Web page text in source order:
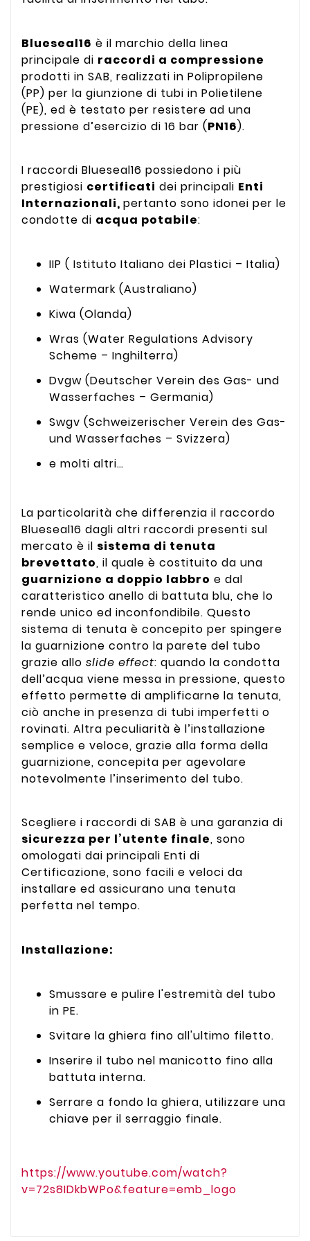
Blueseal16 è il marchio della linea
principale di raccordi a compressione
prodotti in SAB, realizzati in Polipropilene
(PP) per la giunzione di tubi in Polietilene
(PE), ed è testato per resistere ad una
pressione d’esercizio di 16 bar (PN16).
I raccordi Blueseal16 possiedono i più
prestigiosi certificati dei principali Enti
Internazionali, pertanto sono idonei per le
condotte di acqua potabile:
IIP ( Istituto Italiano dei Plastici – Italia)
Watermark (Australiano)
Kiwa (Olanda)
Wras (Water Regulations Advisory
Scheme – Inghilterra)
Dvgw (Deutscher Verein des Gas- und
Wasserfaches – Germania)
Swgv (Schweizerischer Verein des Gas-
und Wasserfaches – Svizzera)
e molti altri…
La particolarità che differenzia il raccordo
Blueseal16 dagli altri raccordi presenti sul
mercato è il sistema di tenuta
brevettato, il quale è costituito da una
guarnizione a doppio labbro e dal
caratteristico anello di battuta blu, che lo
rende unico ed inconfondibile. Questo
sistema di tenuta è concepito per spingere
la guarnizione contro la parete del tubo
grazie allo slide effect: quando la condotta
dell’acqua viene messa in pressione, questo
effetto permette di amplificarne la tenuta,
ciò anche in presenza di tubi imperfetti o
rovinati. Altra peculiarità è l’installazione
semplice e veloce, grazie alla forma della
guarnizione, concepita per agevolare
notevolmente l’inserimento del tubo.
Scegliere i raccordi di SAB è una garanzia di
sicurezza per l’utente finale, sono
omologati dai principali Enti di
Certificazione, sono facili e veloci da
installare ed assicurano una tenuta
perfetta nel tempo.
Installazione:
Smussare e pulire l'estremità del tubo
in PE.
Svitare la ghiera fino all'ultimo filetto.
Inserire il tubo nel manicotto fino alla
battuta interna.
Serrare a fondo la ghiera, utilizzare una
chiave per il serraggio finale.
https://www.youtube.com/watch?
v=72s8IDkbWPo&feature=emb_logo